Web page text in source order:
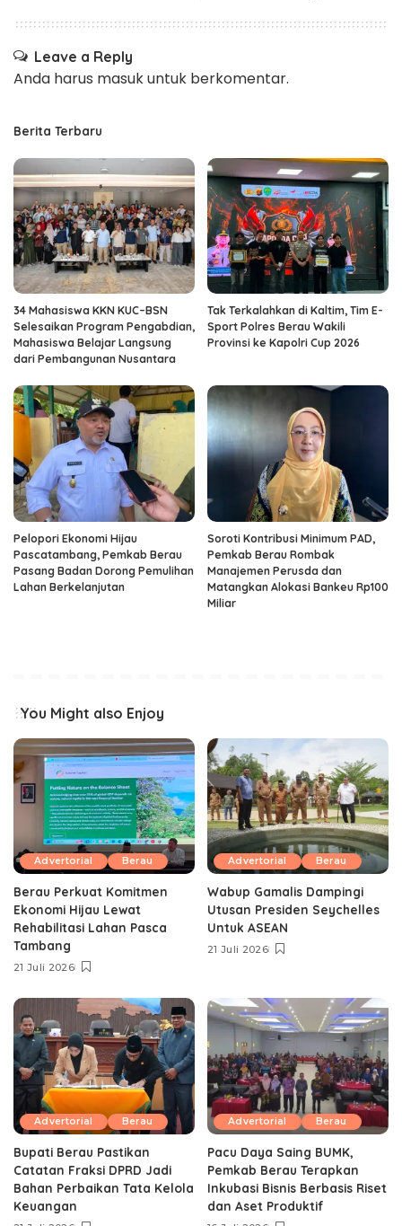
Leave a Reply
Anda harus masukuntuk berkomentar.
Berita Terbaru
34 Mahasiswa KKN KUC–BSN
Selesaikan Program Pengabdian,
Mahasiswa Belajar Langsung
dari Pembangunan Nusantara
Tak Terkalahkan di Kaltim, Tim E-
Sport Polres Berau Wakili
Provinsi ke Kapolri Cup 2026
Pelopori Ekonomi Hijau
Pascatambang, Pemkab Berau
Pasang Badan Dorong Pemulihan
Lahan Berkelanjutan
Soroti Kontribusi Minimum PAD,
Pemkab Berau Rombak
Manajemen Perusda dan
Matangkan Alokasi Bankeu Rp100
Miliar
You Might also Enjoy
Advertorial Berau
Berau Perkuat Komitmen
Ekonomi Hijau Lewat
Rehabilitasi Lahan Pasca
Tambang
21 Juli 2026
Advertorial Berau
Wabup Gamalis Dampingi
Utusan Presiden Seychelles
Untuk ASEAN
21 Juli 2026
Advertorial Berau
Bupati Berau Pastikan
Catatan Fraksi DPRD Jadi
Bahan Perbaikan Tata Kelola
Keuangan
Advertorial Berau
Pacu Daya Saing BUMK,
Pemkab Berau Terapkan
Inkubasi Bisnis Berbasis Riset
dan Aset Produktif ‎